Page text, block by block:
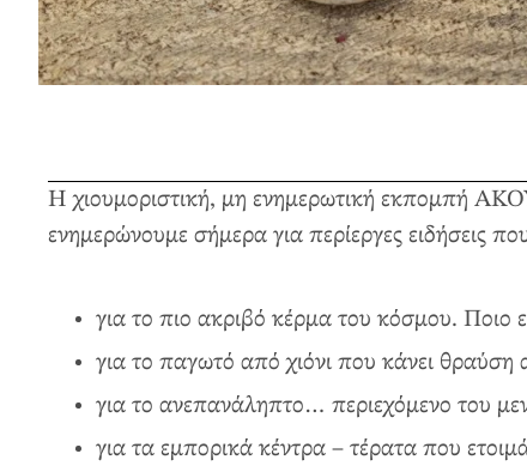
Η χιουμοριστική, μη ενημερωτική εκπομπή
ενημερώνουμε σήμερα για περίεργες ειδήσεις
για το πιο ακριβό κέρμα του κόσμου. Ποιο
για το παγωτό από χιόνι που κάνει θραύση
για το ανεπανάληπτο… περιεχόμενο του
για τα εμπορικά κέντρα – τέρατα που